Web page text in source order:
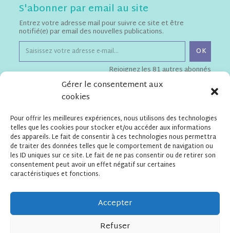
Gérer le consentement aux
cookies
Pour offrir les meilleures expériences, nous utilisons des technologies
telles que les cookies pour stocker et/ou accéder aux informations
des appareils. Le fait de consentir à ces technologies nous permettra
de traiter des données telles que le comportement de navigation ou
les ID uniques sur ce site. Le fait de ne pas consentir ou de retirer son
consentement peut avoir un effet négatif sur certaines
caractéristiques et fonctions.
Accepter
Refuser
S'abonner par email au site
Entrez votre adresse mail pour suivre ce site et être
notifié(e) par email des nouvelles publications.
OK
Rejoignez les 81 autres abonnés
Flyer de présentation de l'Apel
Statuts de l'Apel ESSPF
Contact
Saint Pierre Fourier
13 rue de Prague – 75012 Paris
secretariatapelesspf@gmail.com